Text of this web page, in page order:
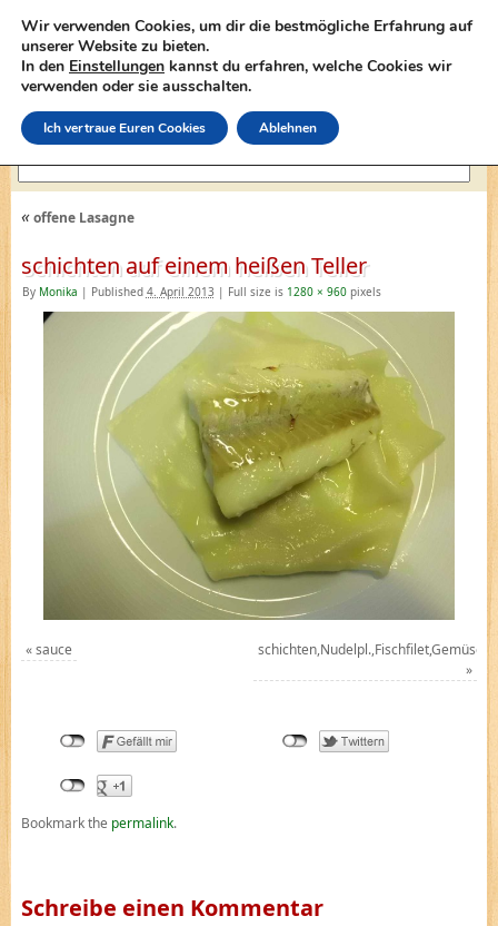
lasagne-rezepte.net
«offene Lasagne
schichten auf einem heißen Teller
By Monika | Published 4. April 2013 | Full size is 1280 × 960pixels
«sauce
schichten,Nudelpl.,Fischfilet,Gemüse
»
Bookmark the permalink.
Schreibe einen Kommentar
Wir verwenden Cookies, um dir die bestmögliche Erfahrung auf
unserer Website zu bieten.
In den Einstellungen kannst du erfahren, welche Cookies wir
verwenden oder sie ausschalten.
Ich vertraue Euren Cookies Ablehnen